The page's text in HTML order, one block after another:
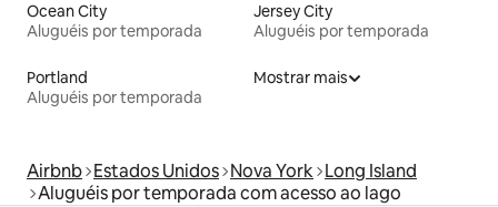
Ocean City
Aluguéis por temporada
Jersey City
Aluguéis por temporada
Portland
Aluguéis por temporada
Mostrar mais
Airbnb Estados Unidos Nova York Long Island
Aluguéis por temporada com acesso ao lago